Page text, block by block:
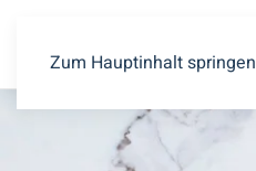
Zum Hauptinhalt springen